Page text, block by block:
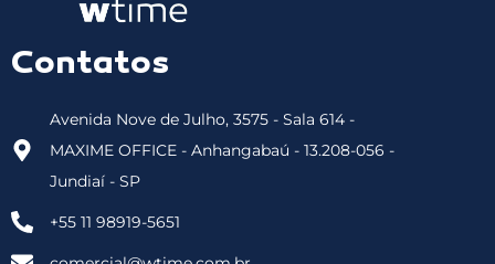
Contatos
Avenida Nove de Julho, 3575 - Sala 614 -
MAXIME OFFICE - Anhangabaú - 13.208-056 -
Jundiaí - SP
+55 11 98919-5651